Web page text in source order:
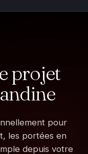
projet
pour
les portées en
depuis votre